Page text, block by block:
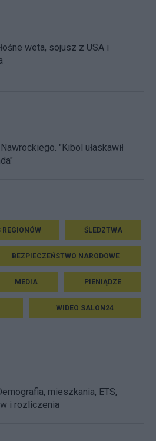
weta, sojusz z USA i
"Kibol ułaskawił
REGIONÓW ŚLEDZTWA
BEZPIECZEŃSTWO NARODOWE
MEDIA PIENIĄDZE
WIDEO SALON24
mieszkania, ETS,
i rozliczenia